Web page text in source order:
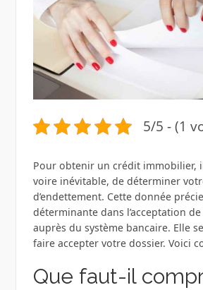
5/5 - (1
Pour obtenir un crédit immobilier,
voire inévitable, de déterminer
d’endettement. Cette donnée
déterminante dans l’acceptation
auprès du système bancaire. Elle
faire accepter votre dossier. Voici
Que faut-il